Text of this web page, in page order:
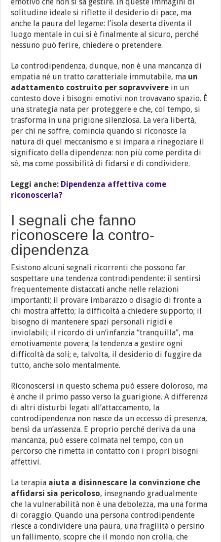
solitudine ideale si riflette il desiderio di pace, ma
anche la paura del legame: l’isola deserta diventa il
luogo mentale in cui si è finalmente al sicuro, perché
nessuno può ferire, chiedere o pretendere.
La controdipendenza, dunque, non è una mancanza di
empatia né un tratto caratteriale immutabile, ma un
adattamento costruito per sopravvivere in un
contesto dove i bisogni emotivi non trovavano spazio. È
una strategia nata per proteggere e che, col tempo, si
trasforma in una prigione silenziosa. La vera libertà,
per chi ne soffre, comincia quando si riconosce la
natura di quel meccanismo e si impara a rinegoziare il
significato della dipendenza: non più come perdita di
sé, ma come possibilità di fidarsi e di condividere.
Leggi anche: Dipendenza affettiva come
riconoscerla?
I segnali che fanno
riconoscere la contro-
dipendenza
Esistono alcuni segnali ricorrenti che possono far
sospettare una tendenza controdipendente: il sentirsi
frequentemente distaccati anche nelle relazioni
importanti; il provare imbarazzo o disagio di fronte a
chi mostra affetto; la difficoltà a chiedere supporto; il
bisogno di mantenere spazi personali rigidi e
inviolabili; il ricordo di un’infanzia “tranquilla”, ma
emotivamente povera; la tendenza a gestire ogni
difficoltà da soli; e, talvolta, il desiderio di fuggire da
tutto, anche solo mentalmente.
Riconoscersi in questo schema può essere doloroso, ma
è anche il primo passo verso la guarigione. A differenza
di altri disturbi legati all’attaccamento, la
controdipendenza non nasce da un eccesso di presenza,
bensì da un’assenza. E proprio perché deriva da una
mancanza, può essere colmata nel tempo, con un
percorso che rimetta in contatto con i propri bisogni
affettivi.
La terapia aiuta a disinnescare la convinzione che
affidarsi sia pericoloso, insegnando gradualmente
che la vulnerabilità non è una debolezza, ma una forma
di coraggio. Quando una persona controdipendente
riesce a condividere una paura, una fragilità o persino
un fallimento, scopre che il mondo non crolla, che